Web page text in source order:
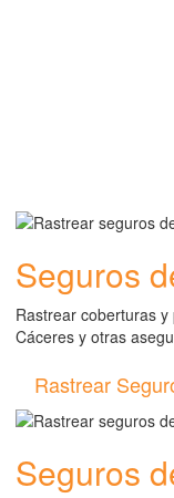
Seguros
Rastrear coberturas
Cáceres y otras
Rastrear
Seguros